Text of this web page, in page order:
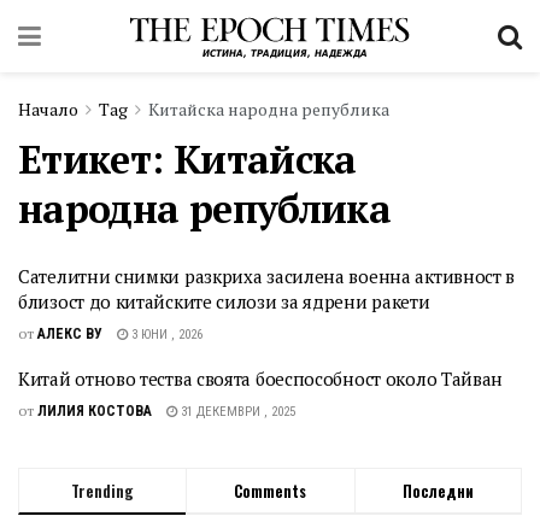
Начало Tag Китайска народна република
Етикет: Китайска
народна република
Сателитни снимки разкриха засилена военна активност в
близост до китайските силози за ядрени ракети
от АЛЕКС ВУ 3 ЮНИ , 2026
Китай отново тества своята боеспособност около Тайван
от ЛИЛИЯ КОСТОВА 31 ДЕКЕМВРИ , 2025
Trending Comments Последни